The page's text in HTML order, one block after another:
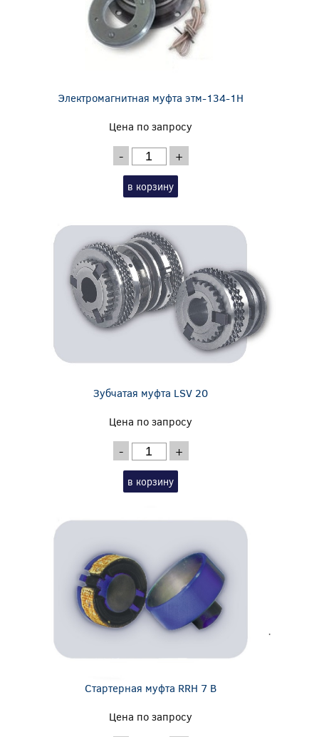
Электромагнитная муфта этм-134-1Н
Цена по запросу
- +
в корзину
Зубчатая муфта LSV 20
Цена по запросу
- +
в корзину
Стартерная муфта RRH 7 B
Цена по запросу